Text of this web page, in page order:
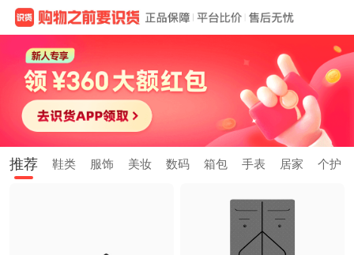
推荐 鞋类 服饰 美妆 数码 箱包 手表 居家 个护